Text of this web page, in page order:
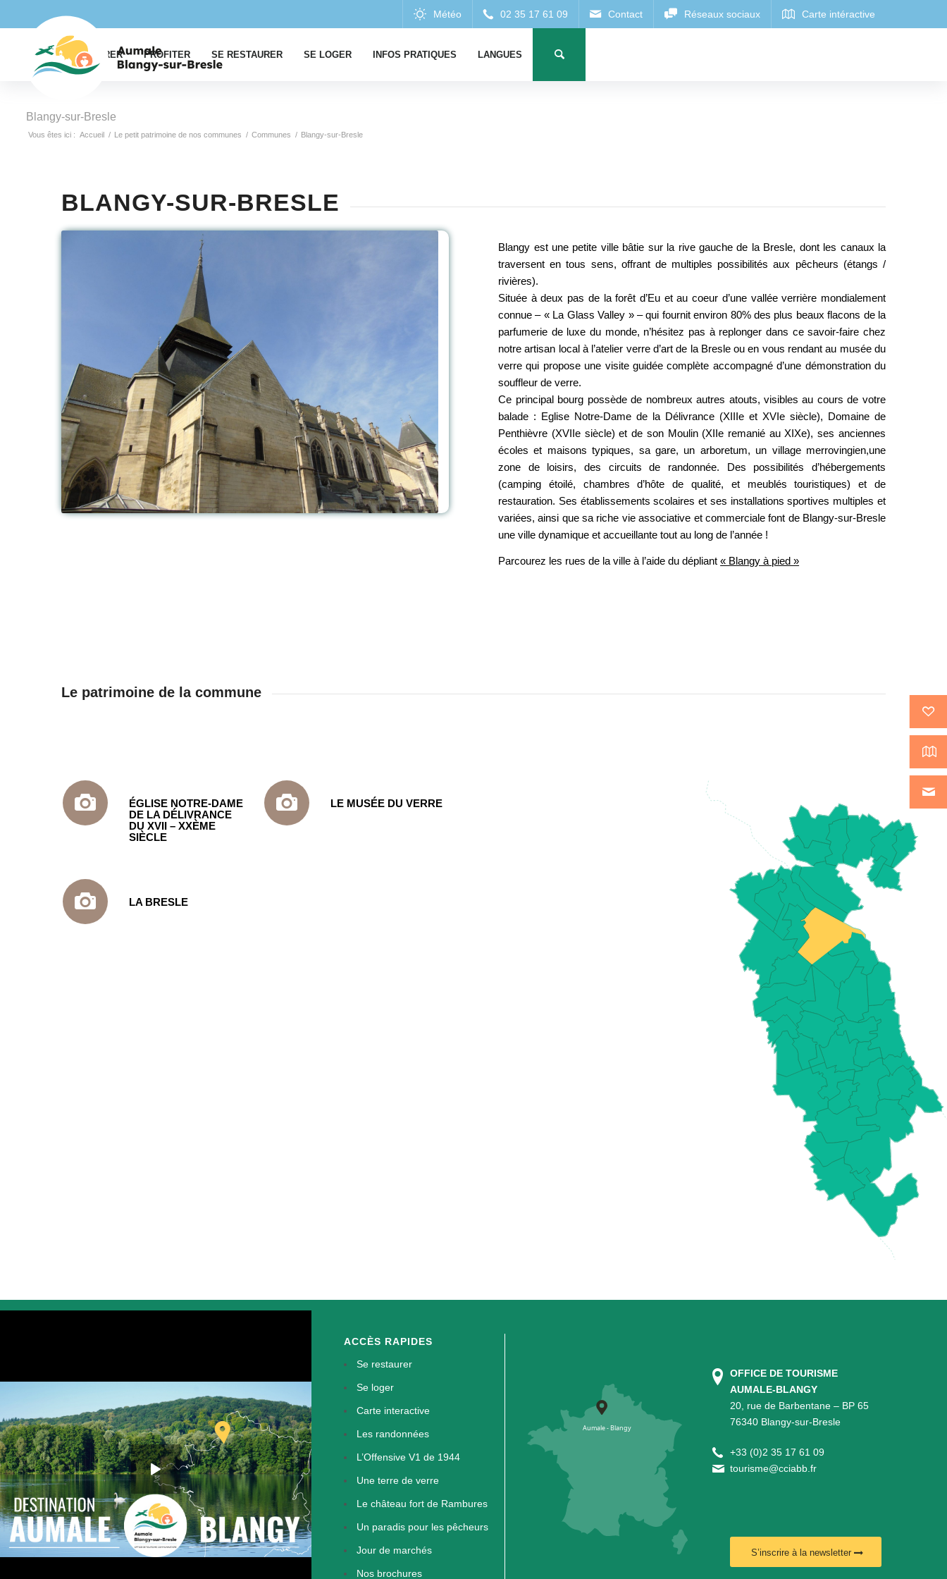
EXPLORER PROFITER SE RESTAURER SE LOGER INFOS PRATIQUES LANGUES
Blangy-sur-Bresle
Vous êtes ici : Accueil / Le petit patrimoine de nos communes / Communes / Blangy-sur-Bresle
BLANGY-SUR-BRESLE
Blangy est une petite ville bâtie sur la rive gauche de la Bresle, dont les canaux la
traversent en tous sens, offrant de multiples possibilités aux pêcheurs (étangs /
rivières).
Située à deux pas de la forêt d’Eu et au coeur d’une vallée verrière mondialement
connue – « La Glass Valley » – qui fournit environ 80% des plus beaux flacons de la
parfumerie de luxe du monde, n’hésitez pas à replonger dans ce savoir-faire chez
notre artisan local à l’atelier verre d’art de la Bresle ou en vous rendant au musée du
verre qui propose une visite guidée complète accompagné d’une démonstration du
souffleur de verre.
Ce principal bourg possède de nombreux autres atouts, visibles au cours de votre
balade : Eglise Notre-Dame de la Délivrance (XIIIe et XVIe siècle), Domaine de
Penthièvre (XVIIe siècle) et de son Moulin (XIIe remanié au XIXe), ses anciennes
écoles et maisons typiques, sa gare, un arboretum, un village merrovingien,une
zone de loisirs, des circuits de randonnée. Des possibilités d’hébergements
(camping étoilé, chambres d’hôte de qualité, et meublés touristiques) et de
restauration. Ses établissements scolaires et ses installations sportives multiples et
variées, ainsi que sa riche vie associative et commerciale font de Blangy-sur-Bresle
une ville dynamique et accueillante tout au long de l’année !
Parcourez les rues de la ville à l’aide du dépliant« Blangy à pied »
Le patrimoine de la commune
ÉGLISE NOTRE-DAME
DE LA DÉLIVRANCE
DU XVII – XXÈME
SIÈCLE
LE MUSÉE DU VERRE
LA BRESLE
ACCÈS RAPIDES
Se restaurer
Se loger
Carte interactive
Les randonnées
L’Offensive V1 de 1944
Une terre de verre
Le château fort de Rambures
Un paradis pour les pêcheurs
Jour de marchés
Nos brochures
OFFICE DE TOURISME
AUMALE-BLANGY
20, rue de Barbentane – BP 65
76340 Blangy-sur-Bresle
+33 (0)2 35 17 61 09
tourisme@cciabb.fr
S’inscrire à la newsletter